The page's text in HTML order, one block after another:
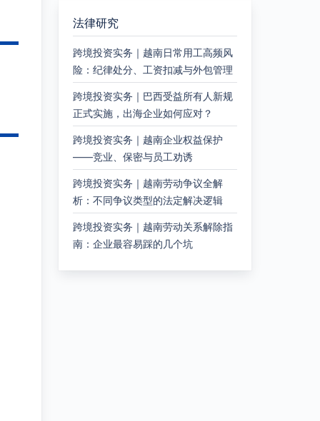
法律研究
跨境投资实务｜越南日常用工高频风
险：纪律处分、工资扣减与外包管理
跨境投资实务｜巴西受益所有人新规
正式实施，出海企业如何应对？
跨境投资实务｜越南企业权益保护
——竞业、保密与员工劝诱
跨境投资实务｜越南劳动争议全解
析：不同争议类型的法定解决逻辑
跨境投资实务｜越南劳动关系解除指
南：企业最容易踩的几个坑